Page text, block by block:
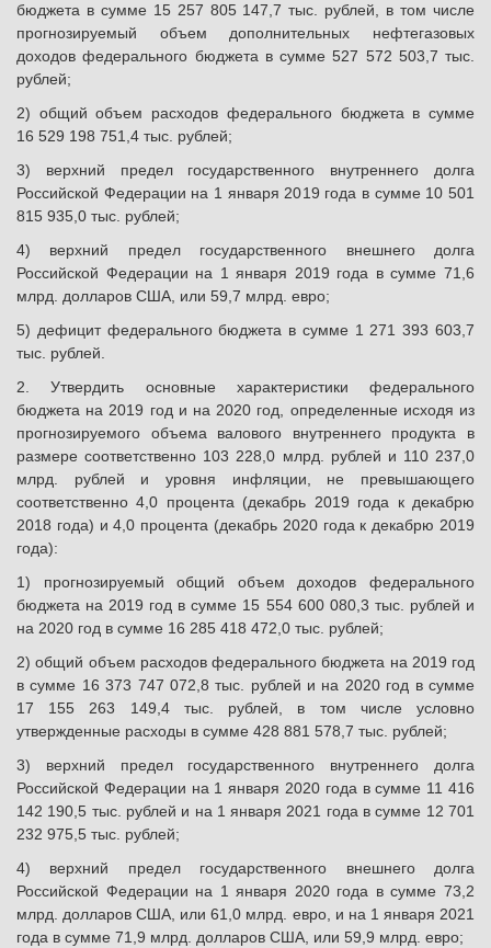
бюджета в сумме 15 257 805 147,7 тыс. рублей, в том числе
прогнозируемый объем дополнительных нефтегазовых
доходов федерального бюджета в сумме 527 572 503,7 тыс.
рублей;
2) общий объем расходов федерального бюджета в сумме
16 529 198 751,4 тыс. рублей;
3) верхний предел государственного внутреннего долга
Российской Федерации на 1 января 2019 года в сумме 10 501
815 935,0 тыс. рублей;
4) верхний предел государственного внешнего долга
Российской Федерации на 1 января 2019 года в сумме 71,6
млрд. долларов США, или 59,7 млрд. евро;
5) дефицит федерального бюджета в сумме 1 271 393 603,7
тыс. рублей.
2. Утвердить основные характеристики федерального
бюджета на 2019 год и на 2020 год, определенные исходя из
прогнозируемого объема валового внутреннего продукта в
размере соответственно 103 228,0 млрд. рублей и 110 237,0
млрд. рублей и уровня инфляции, не превышающего
соответственно 4,0 процента (декабрь 2019 года к декабрю
2018 года) и 4,0 процента (декабрь 2020 года к декабрю 2019
года):
1) прогнозируемый общий объем доходов федерального
бюджета на 2019 год в сумме 15 554 600 080,3 тыс. рублей и
на 2020 год в сумме 16 285 418 472,0 тыс. рублей;
2) общий объем расходов федерального бюджета на 2019 год
в сумме 16 373 747 072,8 тыс. рублей и на 2020 год в сумме
17 155 263 149,4 тыс. рублей, в том числе условно
утвержденные расходы в сумме 428 881 578,7 тыс. рублей;
3) верхний предел государственного внутреннего долга
Российской Федерации на 1 января 2020 года в сумме 11 416
142 190,5 тыс. рублей и на 1 января 2021 года в сумме 12 701
232 975,5 тыс. рублей;
4) верхний предел государственного внешнего долга
Российской Федерации на 1 января 2020 года в сумме 73,2
млрд. долларов США, или 61,0 млрд. евро, и на 1 января 2021
года в сумме 71,9 млрд. долларов США, или 59,9 млрд. евро;